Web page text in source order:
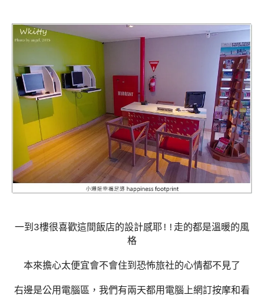
一到3樓很喜歡這間飯店的設計感耶!!走的都是溫暖的風
格
本來擔心太便宜會不會住到恐怖旅社的心情都不見了
右邊是公用電腦區，我們有兩天都用電腦上網訂按摩和看